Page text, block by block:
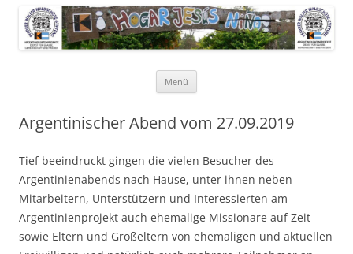
Menü
Argentinischer Abend vom 27.09.2019
Tief beeindruckt gingen die vielen Besucher des
Argentinienabends nach Hause, unter ihnen neben
Mitarbeitern, Unterstützern und Interessierten am
Argentinienprojekt auch ehemalige Missionare auf Zeit
sowie Eltern und Großeltern von ehemaligen und aktuellen